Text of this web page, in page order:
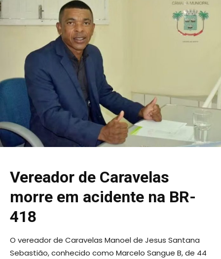
Vereador de Caravelas
morre em acidente na BR-
418
O vereador de Caravelas Manoel de Jesus Santana
Sebastião, conhecido como Marcelo Sangue B, de 44